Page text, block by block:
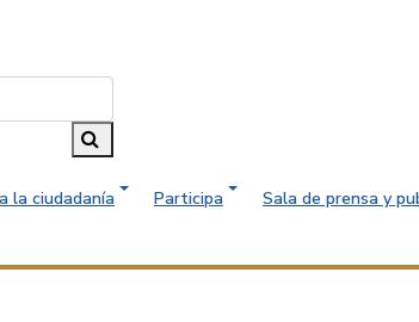
la ciudadanía Participa Sala de prensa y